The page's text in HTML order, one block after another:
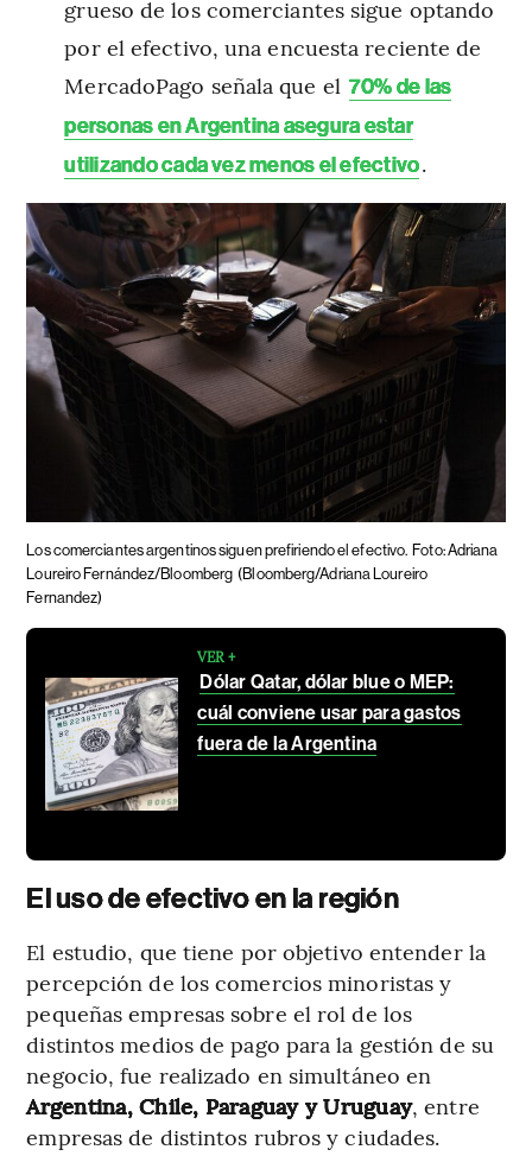
grueso de los comerciantes sigue optando
por el efectivo, una encuesta reciente de
MercadoPago señala que el 70% de las
personas en Argentina asegura estar
utilizando cada vez menos el efectivo.
Los comerciantes argentinos siguen prefiriendo el efectivo. Foto: Adriana
Loureiro Fernández/Bloomberg (Bloomberg/Adriana Loureiro
Fernandez)
VER +
Dólar Qatar, dólar blue o MEP:
cuál conviene usar para gastos
fuera de la Argentina
El uso de efectivo en la región
El estudio, que tiene por objetivo entender la
percepción de los comercios minoristas y
pequeñas empresas sobre el rol de los
distintos medios de pago para la gestión de su
negocio, fue realizado en simultáneo en
Argentina, Chile, Paraguay y Uruguay, entre
empresas de distintos rubros y ciudades.